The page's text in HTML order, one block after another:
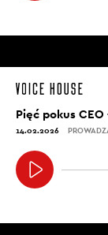
Pięć pokus
14.02.2026